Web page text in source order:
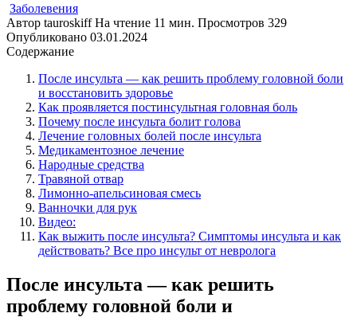
Заболевения
Автор tauroskiff На чтение 11 мин. Просмотров 329
Опубликовано 03.01.2024
Содержание
После инсульта — как решить проблему головной боли
и восстановить здоровье
Как проявляется постинсультная головная боль
Почему после инсульта болит голова
Лечение головных болей после инсульта
Медикаментозное лечение
Народные средства
Травяной отвар
Лимонно-апельсиновая смесь
Ванночки для рук
Видео:
Как выжить после инсульта? Симптомы инсульта и как
действовать? Все про инсульт от невролога
После инсульта — как решить
проблему головной боли и